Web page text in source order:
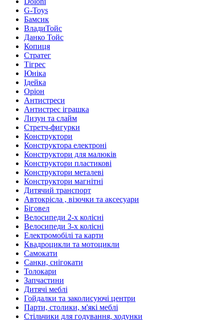
G-Toys
Бамсик
ВладиТойс
Данко Тойс
Копиця
Стратег
Тігрес
Юніка
Ідейка
Оріон
Антистреси
Антистрес іграшка
Лизун та слайм
Стретч-фигурки
Конструктори
Конструктора електроні
Конструктори для малюків
Конструктори пластикові
Конструктори металеві
Конструктори магнітні
Дитячий транспорт
Автокрісла , візочки та аксесуари
Біговел
Велосипеди 2-х колісні
Велосипеди 3-х колісні
Електромобілі та карти
Квадроцикли та мотоцикли
Самокати
Санки, снігокати
Толокари
Запчастини
Дитячі меблі
Гойдалки та заколисуючі центри
Парти, столики, м'які меблі
Стільчики для годування, ходунки